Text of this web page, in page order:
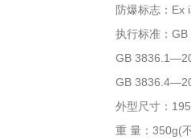
防爆标志：Ex
执行标准：
GB
GB
外型尺寸：
重 量：350g(